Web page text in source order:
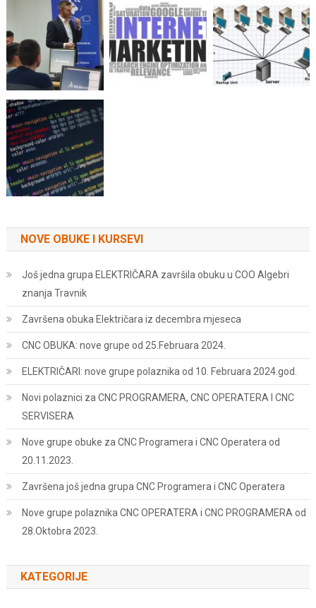
NOVE OBUKE I KURSEVI
Još jedna grupa ELEKTRIČARA završila obuku u COO Algebri
znanja Travnik
Završena obuka Električara iz decembra mjeseca
CNC OBUKA: nove grupe od 25.Februara 2024.
ELEKTRIČARI: nove grupe polaznika od 10. Februara 2024.god.
Novi polaznici za CNC PROGRAMERA, CNC OPERATERA I CNC
SERVISERA
Nove grupe obuke za CNC Programera i CNC Operatera od
20.11.2023.
Završena još jedna grupa CNC Programera i CNC Operatera
Nove grupe polaznika CNC OPERATERA i CNC PROGRAMERA od
28.Oktobra 2023.
KATEGORIJE